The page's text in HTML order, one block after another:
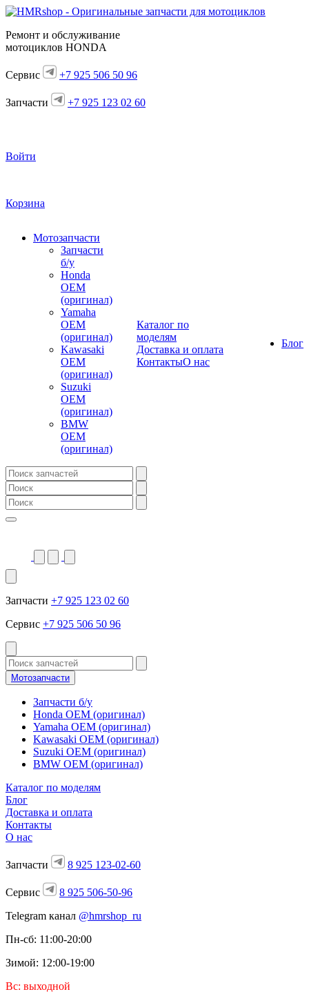
Ремонт и обслуживание
мотоциклов HONDA
Сервис +7 925 506 50 96
Запчасти +7 925 123 02 60
Войти
Корзина
Мотозапчасти
Запчасти
б/у
Honda
OEM
(оригинал)
Yamaha
OEM
(оригинал)
Kawasaki
OEM
(оригинал)
Suzuki
OEM
(оригинал)
BMW
OEM
(оригинал)
Каталог по
моделям
Доставка и оплата
КонтактыО нас
Блог
Запчасти +7 925 123 02 60
Сервис +7 925 506 50 96
Мотозапчасти
Запчасти б/у
Honda OEM (оригинал)
Yamaha OEM (оригинал)
Kawasaki OEM (оригинал)
Suzuki OEM (оригинал)
BMW OEM (оригинал)
Каталог по моделям
Блог
Доставка и оплата
Контакты
О нас
Запчасти 8 925 123-02-60
Сервис
8 925 506-50-96
Telegram канал @hmrshop_ru
Пн-сб: 11:00-20:00
Зимой: 12:00-19:00
Вс: выходной